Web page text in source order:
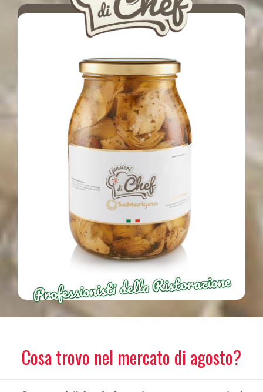
Professionisti della Ristorazione
Cosa trovo nel mercato di agosto?